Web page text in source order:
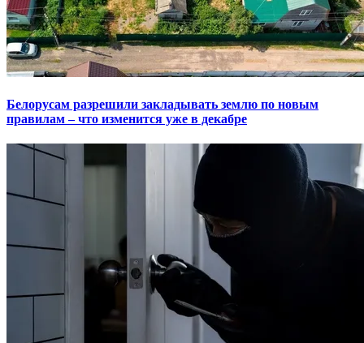
Белорусам разрешили закладывать землю по новым
правилам – что изменится уже в декабре